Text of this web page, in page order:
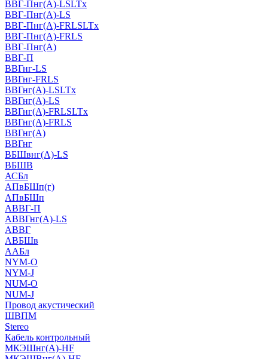
ВВГ-Пнг(А)-LSLTx
ВВГ-Пнг(А)-LS
ВВГ-Пнг(А)-FRLSLTx
ВВГ-Пнг(А)-FRLS
ВВГ-Пнг(А)
ВВГ-П
ВВГнг-LS
ВВГнг-FRLS
ВВГнг(А)-LSLTx
ВВГнг(А)-LS
ВВГнг(А)-FRLSLTx
ВВГнг(А)-FRLS
ВВГнг(А)
ВВГнг
ВБШвнг(А)-LS
ВБШВ
АСБл
АПвБШп(г)
АПвБШп
АВВГ-П
АВВГнг(А)-LS
АВВГ
АВБШв
ААБл
NYM-O
NYM-J
NUM-О
NUM-J
Провод акустический
ШВПМ
Stereo
Кабель контрольный
МКЭШнг(A)-HF